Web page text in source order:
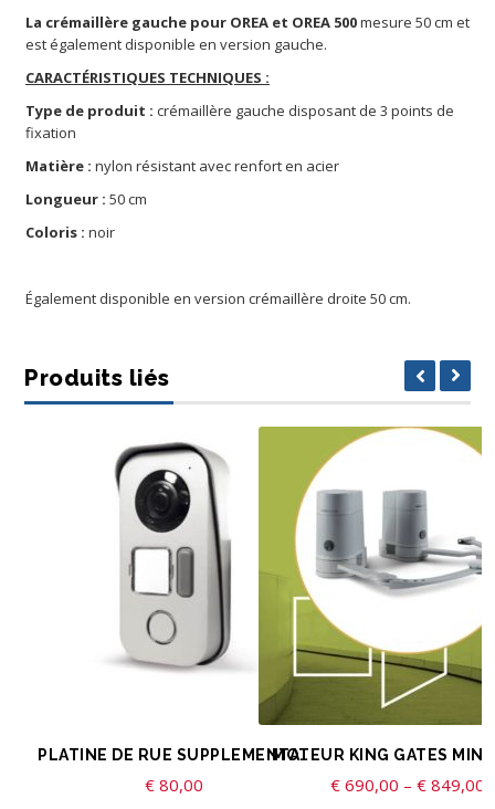
La crémaillère gauche pour OREA et OREA 500mesure 50 cm et
est également disponible en version gauche.
CARACTÉRISTIQUES TECHNIQUES :
Type de produit : crémaillère gauche disposant de 3 points de
fixation
Matière : nylon résistant avec renfort en acier
Longueur : 50 cm
Coloris : noir
Également disponible en version crémaillère droite 50 cm.
Produits liés
AJOUTER AU PANIER PLATINE DE RUE SUPPLEMENTAIRE YLVA
€80,00
CHOIX DES OPTIONS
€ 690,00 – € 849,00